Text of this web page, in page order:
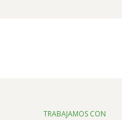
TRABAJAMOS CON